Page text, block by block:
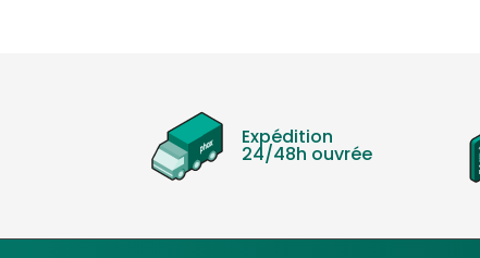
Expédition
24/48h ouvrée